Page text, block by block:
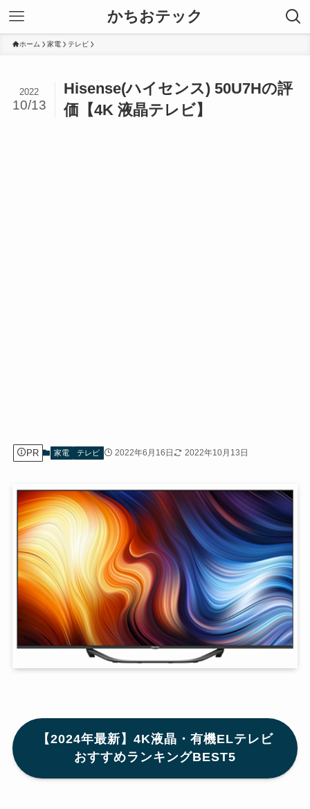
かちおテック
ホーム 家電 テレビ
Hisense(ハイセンス) 50U7Hの評
価【4K 液晶テレビ】
2022
10/13
PR 家電 テレビ 2022年6月16日 2022年10月13日
【2024年最新】4K液晶・有機ELテレビ
おすすめランキングBEST5